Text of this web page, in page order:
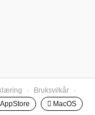
· Bruksvilkår
·
 MacOS